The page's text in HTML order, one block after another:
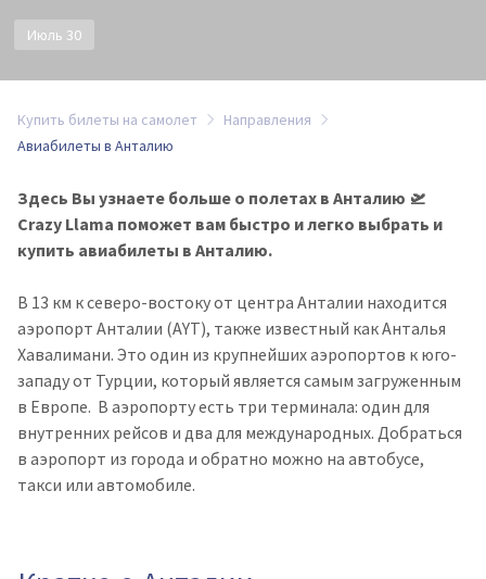
Июль 30
Купить билеты на самолет
Направления
Авиабилеты в Анталию
Здесь Вы узнаете больше о полетах в Анталию 🛫
Crazy Llama поможет вам быстро и легко выбрать и
купить авиабилеты в Анталию.
В 13 км к северо-востоку от центра Анталии находится
аэропорт Анталии (AYT), также известный как Анталья
Хавалимани. Это один из крупнейших аэропортов к юго-
западу от Турции, который является самым загруженным
в Европе. В аэропорту есть три терминала: один для
внутренних рейсов и два для международных. Добраться
в аэропорт из города и обратно можно на автобусе,
такси или автомобиле.